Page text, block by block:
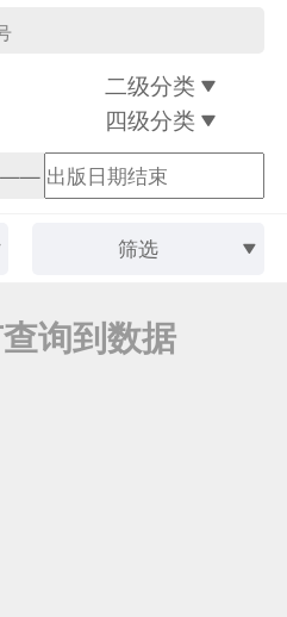
二级分类
四级分类
——
筛选
询到数据